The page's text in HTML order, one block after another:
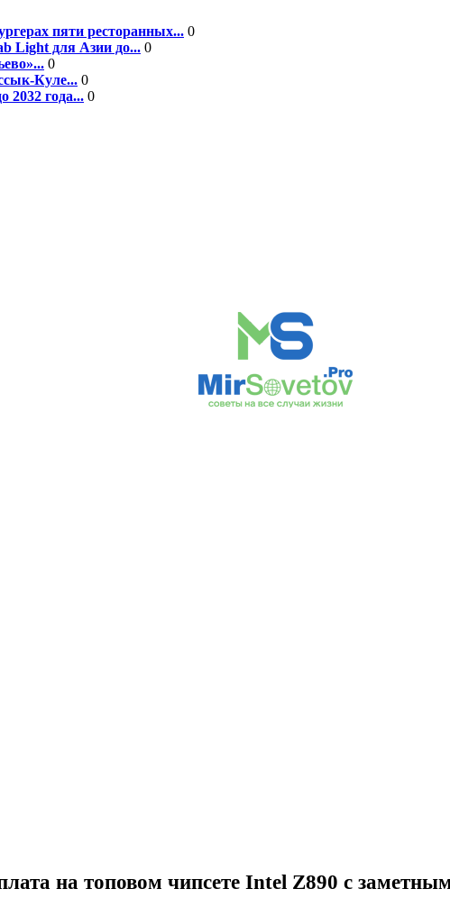
пяти ресторанных... 0
Light для Азии до... 0
0
Куле... 0
2032 года... 0
на топовом чипсете Intel Z890 с